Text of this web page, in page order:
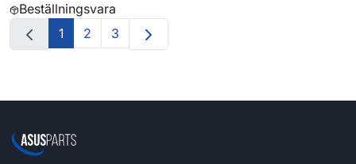
Beställningsvara
1
2 3